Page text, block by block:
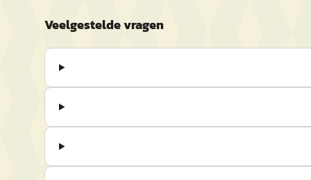
Veelgestelde vragen